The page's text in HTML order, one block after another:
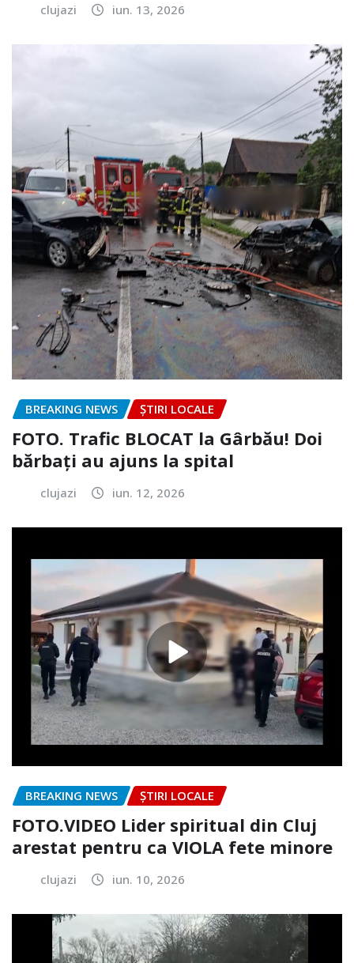
clujazi iun. 13, 2026
BREAKING NEWS ȘTIRI LOCALE
FOTO. Trafic BLOCAT la Gârbău! Doi
bărbați au ajuns la spital
clujazi iun. 12, 2026
BREAKING NEWS ȘTIRI LOCALE
FOTO.VIDEO Lider spiritual din Cluj
arestat pentru ca VIOLA fete minore
clujazi iun. 10, 2026